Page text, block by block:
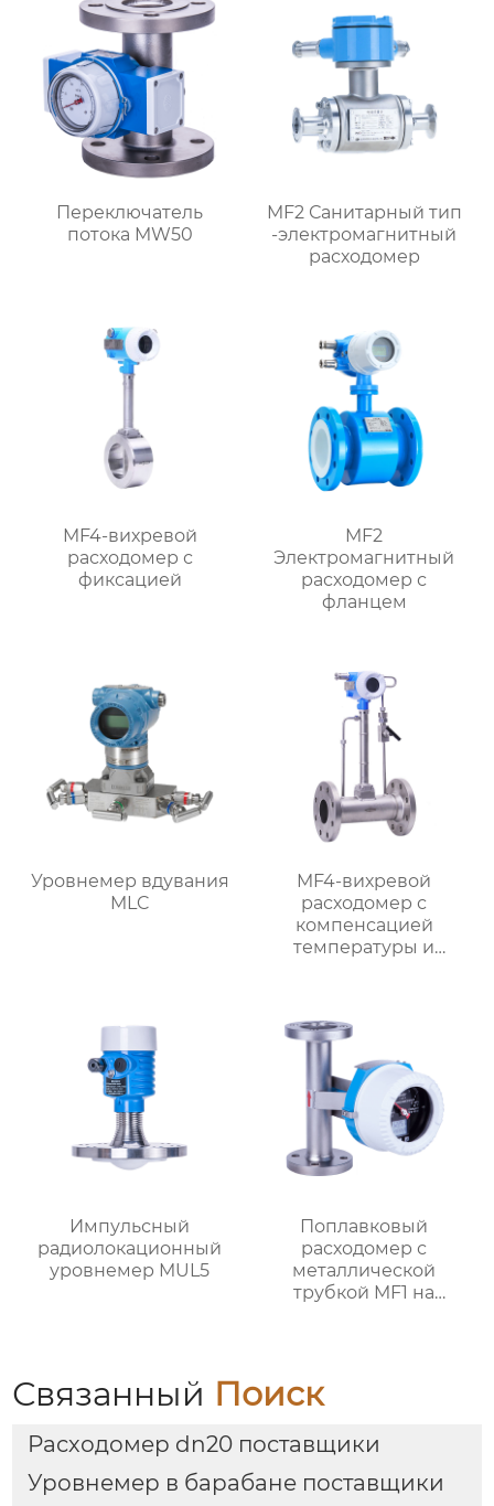
Переключатель
потока MW50
MF2 Санитарный тип
-электромагнитный
расходомер
MF4-вихревой
расходомер с
фиксацией
MF2
Электромагнитный
расходомер с
фланцем
Уровнемер вдувания
MLC
MF4-вихревой
расходомер с
компенсацией
температуры и
Импульсный
радиолокационный
уровнемер MUL5
Поплавковый
расходомер с
металлической
трубкой MF1 на
Связанный Поиск
Расходомер dn20 поставщики
Уровнемер в барабане поставщики